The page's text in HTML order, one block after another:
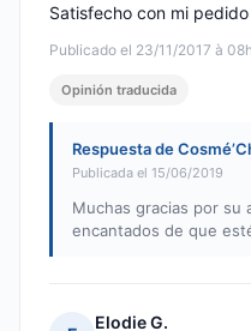
Publicado el 23/11/2017 à
Satisfecho con mi pedido
Opinión traducida
Respuesta de
Publicada el 15/06/2019
Muchas gracias por su
encantados de que
Elodie G.